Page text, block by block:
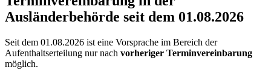
Ausländerbehörde seit dem 01.08.2026
Seit dem 01.08.2026 ist eine Vorsprache im Bereich der
Aufenthaltserteilung nur nach vorheriger Terminvereinbarung
möglich.